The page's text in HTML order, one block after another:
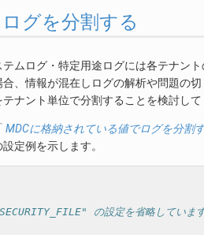
グを分割する
ムログ・特定用途ログには各テナン
、情報が混在しログの解析や問題の
ナント単位で分割することを検討し
MDCに格納されている値でログを分割
定例を示します。
の設定を省略していま